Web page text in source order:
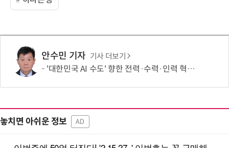
안수민 기자 기사 더보기
'대한민국 AI 수도' 향한 전력·수력·인력 혁신 시동…'충남 3력 혁신 TF 회의 첫 개최
놓치면 아쉬운 정보 AD